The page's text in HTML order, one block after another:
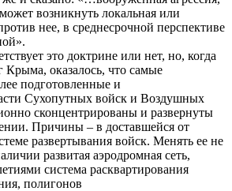
возникнуть локальная или
нее, в среднесрочной перспективе
это доктрине или нет, но, когда
Крыма, оказалось, что самые
подготовленные и
Сухопутных войск и Воздушных
сконцентрированы и развернуты
Причины – в доставшейся от
развертывания войск. Менять ее не
развитая аэродромная сеть,
система расквартирования
полигонов